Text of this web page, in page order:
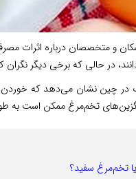
و متخصصان درباره‌ اثرات
در حالی که برخی دیگر
در چین نشان می‌دهد که
تخم‌مرغ ممکن است به
تخم‌مرغ سفید؟